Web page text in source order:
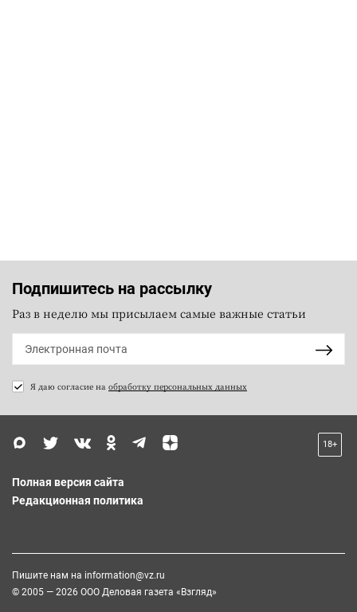
Подпишитесь на рассылку
Раз в неделю мы присылаем самые важные статьи
Я даю согласие на обработку персональных данных
18+
Полная версия сайта
Редакционная политика
Пишите нам на information@vz.ru
© 2005 — 2026 ООО Деловая газета «Взгляд»